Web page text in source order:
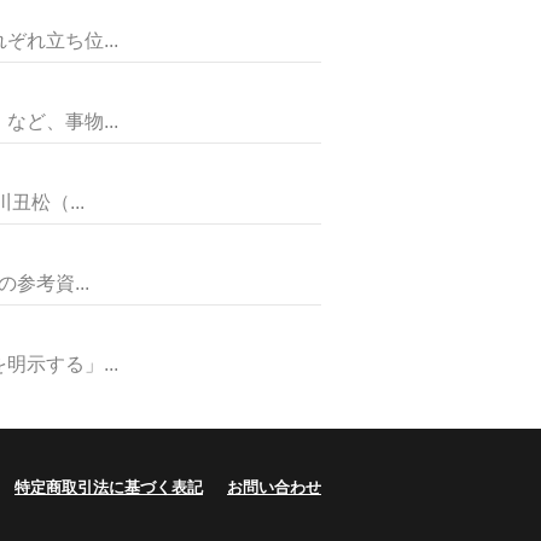
れ立ち位...
ど、事物...
丑松（...
参考資...
示する」...
特定商取引法に基づく表記 お問い合わせ